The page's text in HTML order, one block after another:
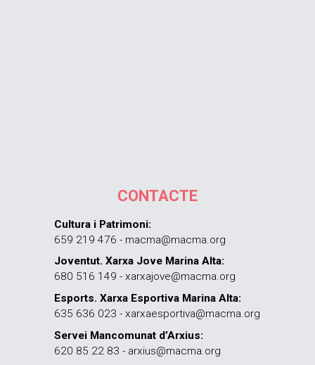
CONTACTE
Cultura i Patrimoni:
659 219 476 - macma@macma.org
Joventut. Xarxa Jove Marina Alta:
680 516 149 - xarxajove@macma.org
Esports. Xarxa Esportiva Marina Alta:
635 636 023 - xarxaesportiva@macma.org
Servei Mancomunat d’Arxius:
620 85 22 83 - arxius@macma.org